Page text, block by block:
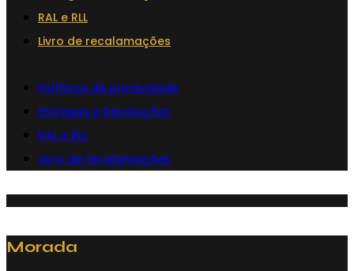
RAL e RLL
Livro de recalamações
Políticas de privacidade
Entregas e Devoluções
RAL e RLL
Livro de recalamações
Morada